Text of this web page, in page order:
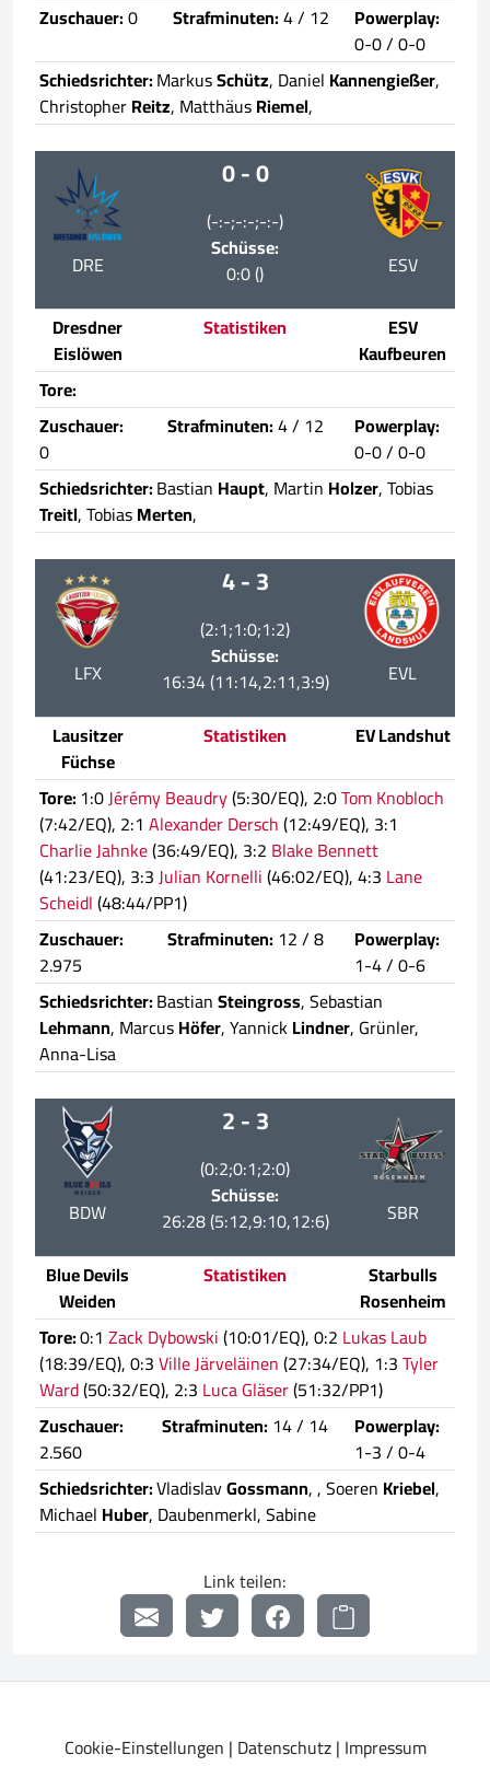
Zuschauer:0 Strafminuten:4 / 12
Powerplay:
0-0 / 0-0
Schiedsrichter:MarkusSchütz, Daniel Kannengießer,
ChristopherReitz, MatthäusRiemel,
DRE
0 - 0
(-:-;-:-;-:-)
Schüsse:
0:0 ()
ESV
Dresdner
Eislöwen
Statistiken
ESV
Kaufbeuren
Tore:
Zuschauer:
0
Strafminuten:4 / 12
Powerplay:
0-0 / 0-0
Schiedsrichter:Bastian Haupt, Martin Holzer, Tobias
Treitl, TobiasMerten,
LFX
4 - 3
(2:1;1:0;1:2)
Schüsse:
16:34 (11:14,2:11,3:9)
EVL
Lausitzer
Füchse
Statistiken
EV Landshut
Tore:1:0Jérémy Beaudry(5:30/EQ), 2:0Tom Knobloch
(7:42/EQ), 2:1 Alexander Dersch(12:49/EQ), 3:1
Charlie Jahnke(36:49/EQ), 3:2 Blake Bennett
(41:23/EQ), 3:3Julian Kornelli(46:02/EQ), 4:3 Lane
Scheidl(48:44/PP1)
Zuschauer:
2.975
Strafminuten: 12 / 8
Powerplay:
1-4 / 0-6
Schiedsrichter:BastianSteingross, Sebastian
Lehmann, MarcusHöfer, YannickLindner, Grünler,
Anna-Lisa
BDW
2 - 3
(0:2;0:1;2:0)
Schüsse:
26:28 (5:12,9:10,12:6)
SBR
Blue Devils
Weiden
Statistiken
Starbulls
Rosenheim
Tore:0:1 Zack Dybowski(10:01/EQ), 0:2 Lukas Laub
(18:39/EQ), 0:3Ville Järveläinen(27:34/EQ), 1:3Tyler
Ward(50:32/EQ), 2:3 Luca Gläser(51:32/PP1)
Zuschauer:
2.560
Strafminuten: 14 / 14
Powerplay:
1-3 / 0-4
Schiedsrichter:VladislavGossmann,, Soeren Kriebel,
Michael Huber, Daubenmerkl, Sabine
Link teilen:
Cookie-Einstellungen | Datenschutz| Impressum